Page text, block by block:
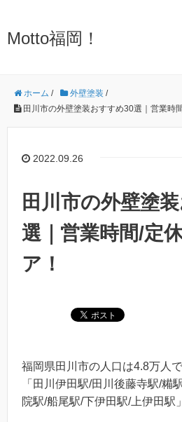
Motto福岡！
ホーム / 外壁塗装 /
田川市の外壁塗装おすすめ30選｜営業時
2022.09.26
田川市の外壁塗
選｜営業時間/定
ア！
福岡県田川市の人口は4.8万人
「田川伊田駅/田川後藤寺駅/糒
院駅/船尾駅/下伊田駅/上伊田駅